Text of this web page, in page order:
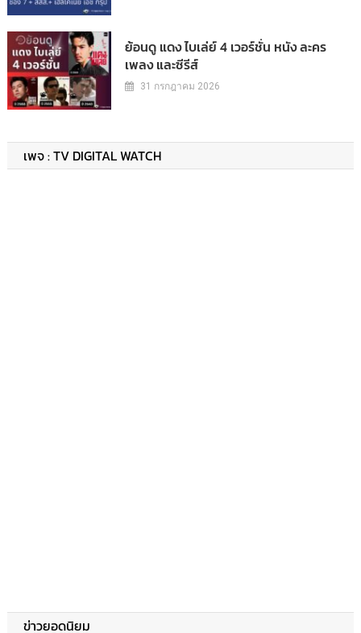
ย้อนดู แดง ไบเล่ย์ 4 เวอร์ชั่น หนัง ละคร
เพลง และซีรีส์
31 กรกฎาคม 2026
เพจ : TV DIGITAL WATCH
ข่าวยอดนิยม